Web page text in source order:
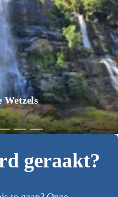
Pol
geraakt?